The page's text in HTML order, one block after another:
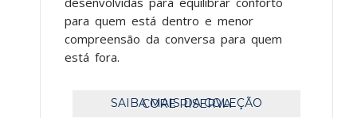
para quem está dentro e menor
compreensão da conversa para quem
está fora.
SAIBA MAIS DA COLEÇÃO CORE RISERVA